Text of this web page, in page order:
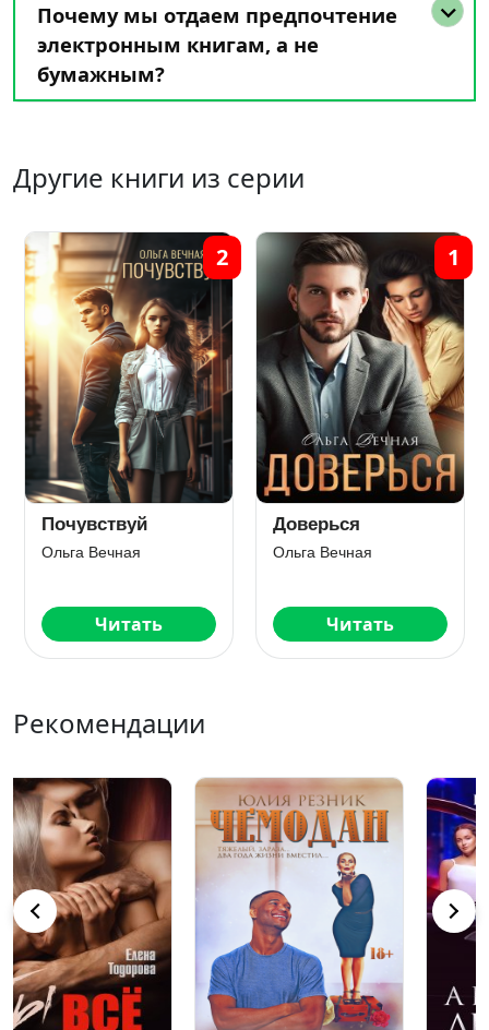
Почему мы отдаем предпочтение
электронным книгам, а не
бумажным?
Другие книги из серии
Почувствуй
Ольга Вечная
Читать
2
Доверься
Ольга Вечная
Читать
1
Рекомендации